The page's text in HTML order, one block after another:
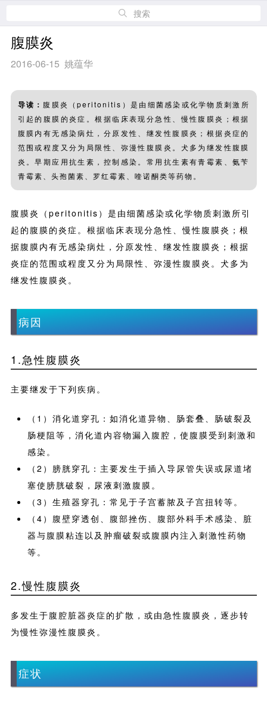
搜索
腹膜炎
2016-06-15 姚蕴华
导读： 腹膜炎（peritonitis）是由细菌感染或化学物质刺激所
引起的腹膜的炎症。根据临床表现分急性、慢性腹膜炎；根据
腹膜内有无感染病灶，分原发性、继发性腹膜炎；根据炎症的
范围或程度又分为局限性、弥漫性腹膜炎。犬多为继发性腹膜
炎。早期应用抗生素，控制感染。常用抗生素有青霉素、氨苄
青霉素、头孢菌素、罗红霉素、喹诺酮类等药物。
腹膜炎（peritonitis）是由细菌感染或化学物质刺激所引
起的腹膜的炎症。根据临床表现分急性、慢性腹膜炎；根
据腹膜内有无感染病灶，分原发性、继发性腹膜炎；根据
炎症的范围或程度又分为局限性、弥漫性腹膜炎。犬多为
继发性腹膜炎。
病因
1.急性腹膜炎
主要继发于下列疾病。
（ 1 ）消化道穿孔：如消化道异物、肠套叠、肠破裂及
肠梗阻等，消化道内容物漏入腹腔，使腹膜受到刺激和
感染。
（ 2 ）膀胱穿孔：主要发生于插入导尿管失误或尿道堵
塞使膀胱破裂，尿液刺激腹膜。
（ 3 ）生殖器穿孔：常见于子宫蓄脓及子宫扭转等。
（ 4 ）腹壁穿透创、腹部挫伤、腹部外科手术感染、脏
器与腹膜粘连以及肿瘤破裂或腹膜内注入刺激性药物
等。
2.慢性腹膜炎
多发生于腹腔脏器炎症的扩散，或由急性腹膜炎，逐步转
为慢性弥漫性腹膜炎。
症状